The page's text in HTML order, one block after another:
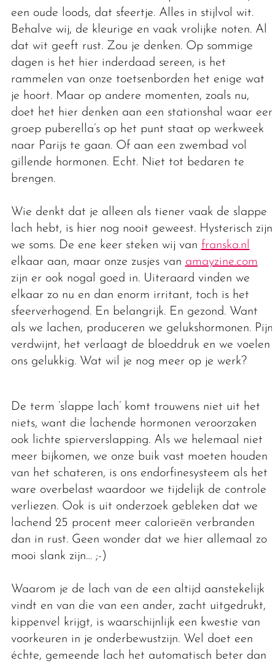
een oude loods, dat sfeertje. Alles in stijlvol wit.
Behalve wij, de kleurige en vaak vrolijke noten. Al
dat wit geeft rust. Zou je denken. Op sommige
dagen is het hier inderdaad sereen, is het
rammelen van onze toetsenborden het enige wat
je hoort. Maar op andere momenten, zoals nu,
doet het hier denken aan een stationshal waar een
groep puberella’s op het punt staat op werkweek
naar Parijs te gaan. Of aan een zwembad vol
gillende hormonen. Echt. Niet tot bedaren te
brengen.
Wie denkt dat je alleen als tiener vaak de slappe
lach hebt, is hier nog nooit geweest. Hysterisch zijn
we soms. De ene keer steken wij van franska.nl
elkaar aan, maar onze zusjes van amayzine.com
zijn er ook nogal goed in. Uiteraard vinden we
elkaar zo nu en dan enorm irritant, toch is het
sfeerverhogend. En belangrijk. En gezond. Want
als we lachen, produceren we gelukshormonen. Pijn
verdwijnt, het verlaagt de bloeddruk en we voelen
ons gelukkig. Wat wil je nog meer op je werk?
De term ‘slappe lach’ komt trouwens niet uit het
niets, want die lachende hormonen veroorzaken
ook lichte spierverslapping. Als we helemaal niet
meer bijkomen, we onze buik vast moeten houden
van het schateren, is ons endorfinesysteem als het
ware overbelast waardoor we tijdelijk de controle
verliezen. Ook is uit onderzoek gebleken dat we
lachend 25 procent meer calorieën verbranden
dan in rust. Geen wonder dat we hier allemaal zo
mooi slank zijn… ;-)
Waarom je de lach van de een altijd aanstekelijk
vindt en van die van een ander, zacht uitgedrukt,
kippenvel krijgt, is waarschijnlijk een kwestie van
voorkeuren in je onderbewustzijn. Wel doet een
échte, gemeende lach het automatisch beter dan